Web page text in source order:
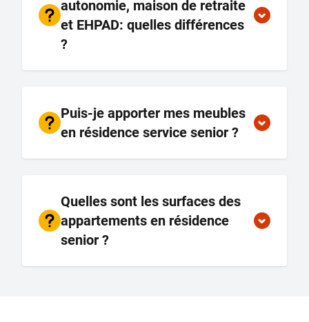
autonomie, maison de retraite
et EHPAD: quelles différences
?
Puis-je apporter mes meubles
en résidence service senior ?
Quelles sont les surfaces des
appartements en résidence
senior ?